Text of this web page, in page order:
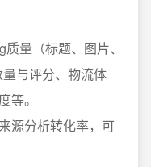
量（标题、图片、
与评分、物流体
等。
源分析转化率，可